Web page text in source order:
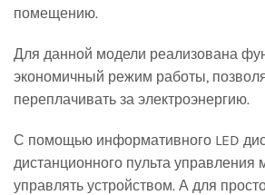
помещению.
Для данной модели реализована
экономичный режим работы,
переплачивать за электроэнергию.
С помощью информативного LED
дистанционного пульта управления
управлять устройством. А для